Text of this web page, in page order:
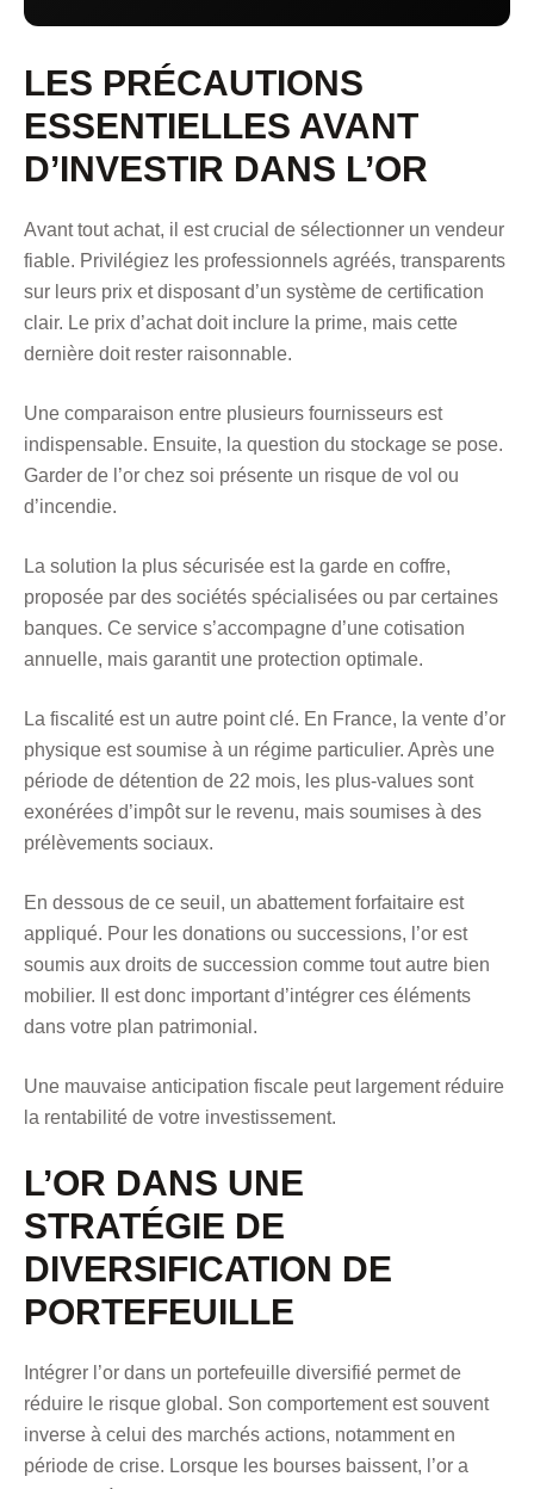
LES PRÉCAUTIONS
ESSENTIELLES AVANT
D’INVESTIR DANS L’OR
Avant tout achat, il est crucial de sélectionner un vendeur
fiable. Privilégiez les professionnels agréés, transparents
sur leurs prix et disposant d’un système de certification
clair. Le prix d’achat doit inclure la prime, mais cette
dernière doit rester raisonnable.
Une comparaison entre plusieurs fournisseurs est
indispensable. Ensuite, la question du stockage se pose.
Garder de l’or chez soi présente un risque de vol ou
d’incendie.
La solution la plus sécurisée est la garde en coffre,
proposée par des sociétés spécialisées ou par certaines
banques. Ce service s’accompagne d’une cotisation
annuelle, mais garantit une protection optimale.
La fiscalité est un autre point clé. En France, la vente d’or
physique est soumise à un régime particulier. Après une
période de détention de 22 mois, les plus-values sont
exonérées d’impôt sur le revenu, mais soumises à des
prélèvements sociaux.
En dessous de ce seuil, un abattement forfaitaire est
appliqué. Pour les donations ou successions, l’or est
soumis aux droits de succession comme tout autre bien
mobilier. Il est donc important d’intégrer ces éléments
dans votre plan patrimonial.
Une mauvaise anticipation fiscale peut largement réduire
la rentabilité de votre investissement.
L’OR DANS UNE
STRATÉGIE DE
DIVERSIFICATION DE
PORTEFEUILLE
Intégrer l’or dans un portefeuille diversifié permet de
réduire le risque global. Son comportement est souvent
inverse à celui des marchés actions, notamment en
période de crise. Lorsque les bourses baissent, l’or a